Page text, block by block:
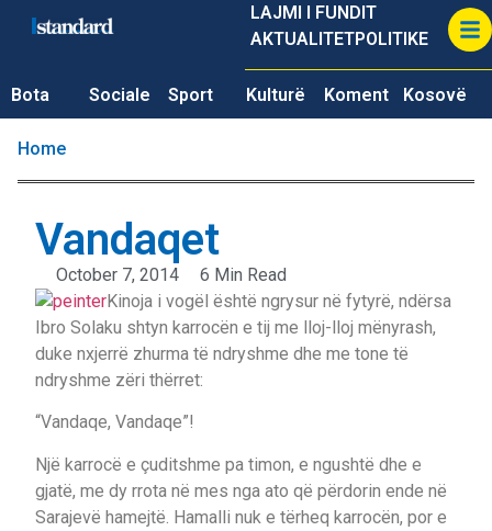
LAJMI I FUNDIT
AKTUALITETPOLITIKE
Bota Sociale Sport Kulturë Koment Kosovë
Home
Vandaqet
October 7, 2014
6 Min Read
Kinoja i vogël është ngrysur në fytyrë, ndërsa
Ibro Solaku shtyn karrocën e tij me lloj-lloj mënyrash,
duke nxjerrë zhurma të ndryshme dhe me tone të
ndryshme zëri thërret:
“Vandaqe, Vandaqe”!
Një karrocë e çuditshme pa timon, e ngushtë dhe e
gjatë, me dy rrota në mes nga ato që përdorin ende në
Sarajevë hamejtë. Hamalli nuk e tërheq karrocën, por e